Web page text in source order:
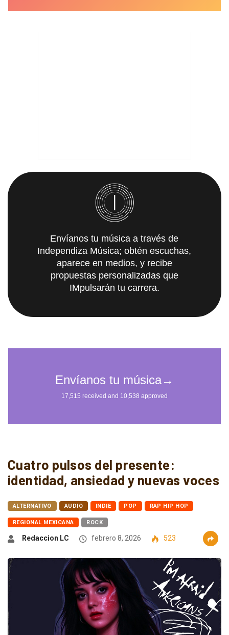
Envíanos tu música a través de
Independiza Música; obtén escuchas,
aparece en medios, y recibe
propuestas personalizadas que
IMpulsarán tu carrera.
Cuatro pulsos del presente:
identidad, ansiedad y nuevas voces
ALTERNATIVO AUDIO INDIE POP RAP HIP HOP
REGIONAL MEXICANA ROCK
Redaccion LC febrero 8, 2026 523